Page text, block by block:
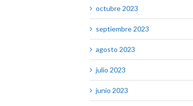
octubre 2023
septiembre 2023
agosto 2023
julio 2023
junio 2023